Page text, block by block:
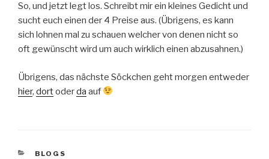
So, und jetzt legt los. Schreibt mir ein kleines Gedicht und
sucht euch einen der 4 Preise aus. (Übrigens, es kann
sich lohnen mal zu schauen welcher von denen nicht so
oft gewünscht wird um auch wirklich einen abzusahnen.)
Übrigens, das nächste Söckchen geht morgen entweder
hier, dortoderda auf
KATEGORIEN
BLOGS